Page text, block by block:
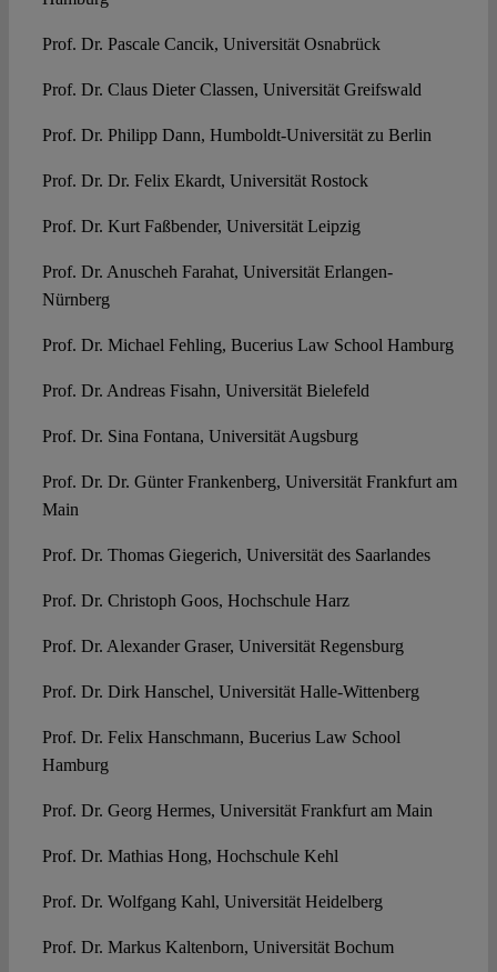
Prof. Dr. Pascale Cancik, Universität Osnabrück
Prof. Dr. Claus Dieter Classen, Universität Greifswald
Prof. Dr. Philipp Dann, Humboldt-Universität zu Berlin
Prof. Dr. Dr. Felix Ekardt, Universität Rostock
Prof. Dr. Kurt Faßbender, Universität Leipzig
Prof. Dr. Anuscheh Farahat, Universität Erlangen-
Nürnberg
Prof. Dr. Michael Fehling, Bucerius Law School Hamburg
Prof. Dr. Andreas Fisahn, Universität Bielefeld
Prof. Dr. Sina Fontana, Universität Augsburg
Prof. Dr. Dr. Günter Frankenberg, Universität Frankfurt am
Main
Prof. Dr. Thomas Giegerich, Universität des Saarlandes
Prof. Dr. Christoph Goos, Hochschule Harz
Prof. Dr. Alexander Graser, Universität Regensburg
Prof. Dr. Dirk Hanschel, Universität Halle-Wittenberg
Prof. Dr. Felix Hanschmann, Bucerius Law School
Hamburg
Prof. Dr. Georg Hermes, Universität Frankfurt am Main
Prof. Dr. Mathias Hong, Hochschule Kehl
Prof. Dr. Wolfgang Kahl, Universität Heidelberg
Prof. Dr. Markus Kaltenborn, Universität Bochum